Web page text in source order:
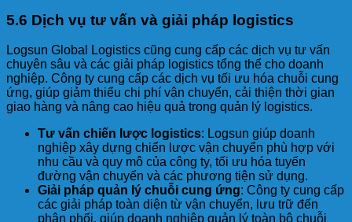
5.6 Dịch vụ tư vấn và giải pháp logistics
Logsun Global Logistics cũng cung cấp các dịch vụ tư vấn
chuyên sâu và các giải pháp logistics tổng thể cho doanh
nghiệp. Công ty cung cấp các dịch vụ tối ưu hóa chuỗi cung
ứng, giúp giảm thiểu chi phí vận chuyển, cải thiện thời gian
giao hàng và nâng cao hiệu quả trong quản lý logistics.
Tư vấn chiến lược logistics: Logsun giúp doanh
nghiệp xây dựng chiến lược vận chuyển phù hợp với
nhu cầu và quy mô của công ty, tối ưu hóa tuyến
đường vận chuyển và các phương tiện sử dụng.
Giải pháp quản lý chuỗi cung ứng: Công ty cung cấp
các giải pháp toàn diện từ vận chuyển, lưu trữ đến
phân phối, giúp doanh nghiệp quản lý toàn bộ chuỗi